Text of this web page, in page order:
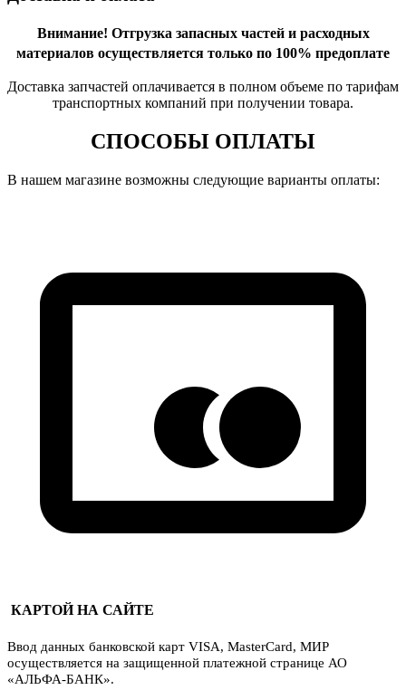
Внимание! Отгрузка запасных частей и расходных
материалов осуществляется только по 100% предоплате
Доставка запчастей оплачивается в полном объеме по тарифам
транспортных компаний при получении товара.
СПОСОБЫ ОПЛАТЫ
В нашем магазине возможны следующие варианты оплаты:
КАРТОЙ НА САЙТЕ
Ввод данных банковской карт VISA, MasterCard, МИР
осуществляется на защищенной платежной странице АО
«АЛЬФА-БАНК».